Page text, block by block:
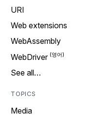
URI
Web extensions
WebAssembly
WebDriver
See all…
TOPICS
Media